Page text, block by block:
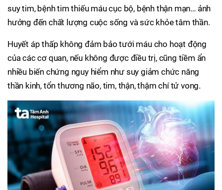
suy tim, bệnh tim thiếu máu cục bộ, bệnh thận mạn… ảnh
hưởng đến chất lượng cuộc sống và sức khỏe tâm thần.
Huyết áp thấp không đảm bảo tưới máu cho hoạt động
của các cơ quan, nếu không được điều trị, cũng tiềm ẩn
nhiều biến chứng nguy hiểm như suy giảm chức năng
thần kinh, tổn thương não, tim, thận, thậm chí tử vong.